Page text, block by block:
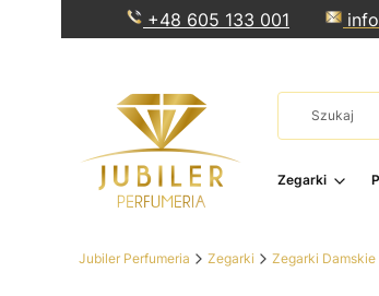
+48 605 133 001
Zegarki
Jubiler Perfumeria Zegarki Zegarki Damskie